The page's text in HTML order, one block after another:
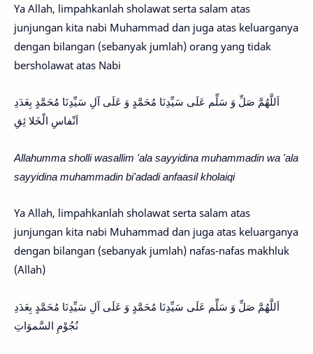
Ya Allah, limpahkanlah sholawat serta salam atas
junjungan kita nabi Muhammad dan juga atas keluarganya
dengan bilangan (sebanyak jumlah) orang yang tidak
bersholawat atas Nabi
اَللَّهُمَّ صَلِّ وَ سَلِّم عَلَى سَيِّدِنَا مُحَمَّدٍ وَ عَلَى آلِ سَيِّدِنَا مُحَمَّدٍ بِعَدَدِ
اَنْفاسِ الْخَلا ئِقِ
Allahumma sholli wasallim 'ala sayyidina muhammadin wa 'ala
sayyidina muhammadin bi'adadi anfaasil kholaiqi
Ya Allah, limpahkanlah sholawat serta salam atas
junjungan kita nabi Muhammad dan juga atas keluarganya
dengan bilangan (sebanyak jumlah) nafas-nafas makhluk
(Allah)
اَللَّهُمَّ صَلِّ وَ سَلِّم عَلَى سَيِّدِنَا مُحَمَّدٍ وَ عَلَى آلِ سَيِّدِنَا مُحَمَّدٍ بِعَدَدِ
نُجُوْمِ السَّموَاتِ